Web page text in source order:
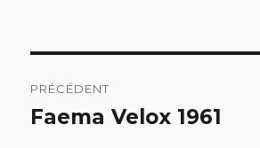
de
PRÉCÉDENT
Article
Faema Velox 1961